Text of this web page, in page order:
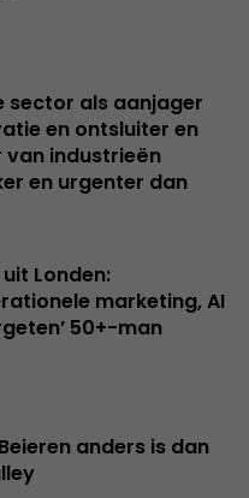
sector als aanjager
en ontsluiter en
van industrieën
en urgenter dan
Londen:
marketing, AI
50+-man
anders is dan